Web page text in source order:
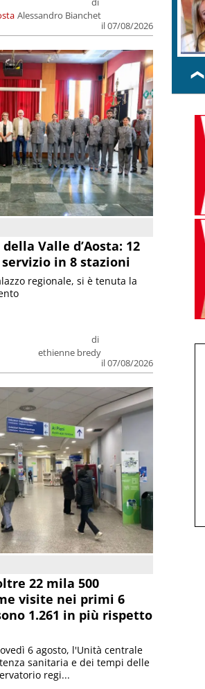
Alessandro Bianchet
il 07/08/2026
Valle d’Aosta: 12
in 8 stazioni
di
ethienne bredy
il 07/08/2026
regionale, si è tenuta la
22 mila 500
visite nei primi 6
1.261 in più rispetto
6 agosto, l'Unità centrale
sanitaria e dei tempi delle
regi...
❮